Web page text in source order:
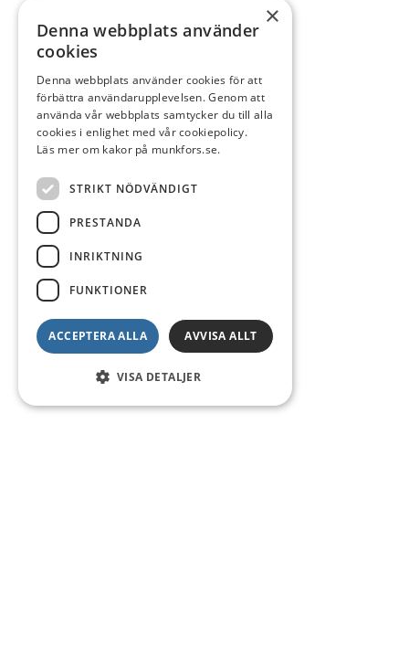
×
Denna webbplats använder
cookies
Denna webbplats använder cookies för att
förbättra användarupplevelsen. Genom att
använda vår webbplats samtycker du till alla
cookies i enlighet med vår cookiepolicy.
Läs mer om kakor på munkfors.se.
STRIKT NÖDVÄNDIGT
PRESTANDA
INRIKTNING
FUNKTIONER
ACCEPTERA ALLA AVVISA ALLT
VISA DETALJER